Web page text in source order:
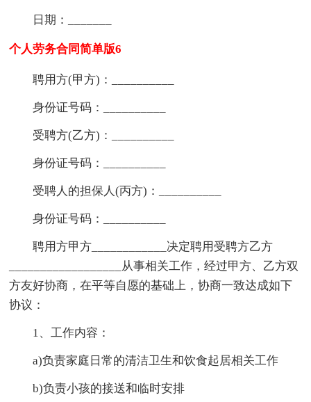
日期：_______
个人劳务合同简单版6
聘用方(甲方)：__________
身份证号码：__________
受聘方(乙方)：__________
身份证号码：__________
受聘人的担保人(丙方)：__________
身份证号码：__________
聘用方甲方____________决定聘用受聘方乙方
__________________从事相关工作，经过甲方、乙方双
方友好协商，在平等自愿的基础上，协商一致达成如下
协议：
1、工作内容：
a)负责家庭日常的清洁卫生和饮食起居相关工作
b)负责小孩的接送和临时安排